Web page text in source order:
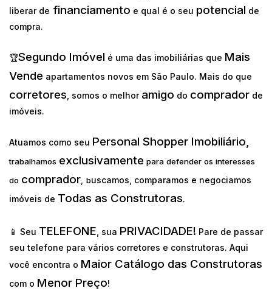
liberar de financiamento e qual é o seu potencial de
compra.
🏆Segundo Imóvel é uma das imobiliárias que Mais
Vende apartamentos novos em São Paulo. Mais do que
corretores , somos o melhor amigo do comprador de
imóveis.
Atuamos como seu Personal Shopper Imobiliário,
trabalhamos exclusivamente para defender os interesses
do comprador, buscamos, comparamos e negociamos
imóveis de Todas as Construtoras.
📱 Seu TELEFONE , sua PRIVACIDADE! Pare de passar
seu telefone para vários corretores e construtoras. Aqui
você encontra o Maior Catálogo das Construtoras
com o Menor Preço!